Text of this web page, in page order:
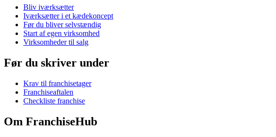
Bliv iværksætter
Iværksætter i et kædekoncept
Før du bliver selvstændig
Start af egen virksomhed
Virksomheder til salg
Før du skriver under
Krav til franchisetager
Franchiseaftalen
Checkliste franchise
Om FranchiseHub